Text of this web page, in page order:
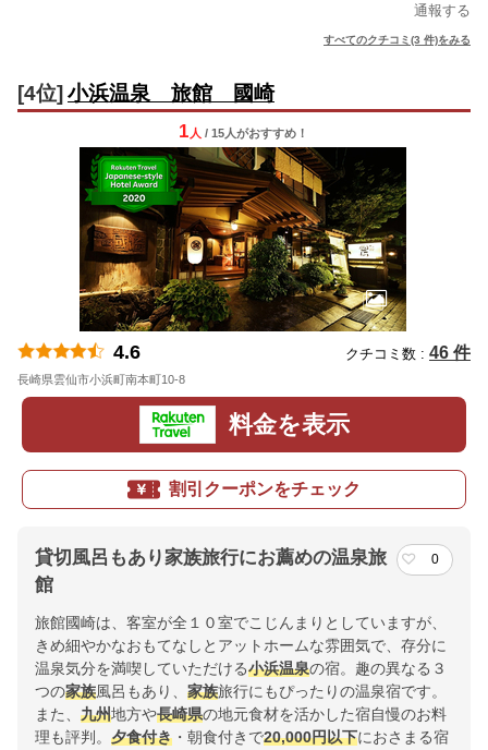
通報する
すべてのクチコミ(3 件)をみる
[4位] 小浜温泉 旅館 國崎
1 人 / 15人がおすすめ！
4.6 クチコミ数 : 46 件
長崎県雲仙市小浜町南本町10-8
料金を表示
割引クーポンをチェック
貸切風呂もあり家族旅行にお薦めの温泉旅
館
0
旅館國崎は、客室が全１０室でこじんまりとしていますが、
きめ細やかなおもてなしとアットホームな雰囲気で、存分に
温泉気分を満喫していただける小浜温泉の宿。趣の異なる３
つの家族風呂もあり、 家族旅行にもぴったりの温泉宿です。
また、 九州地方や長崎県の地元食材を活かした宿自慢のお料
理も評判。 夕食付き ・朝食付きで20,000円以下におさまる宿